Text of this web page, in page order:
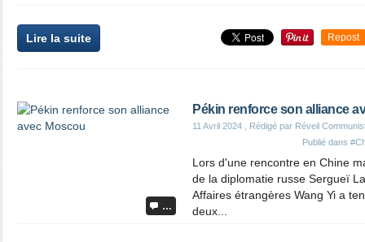
Lire la suite Repost
…
Pékin renforce son alliance
11 Avril 2024 , Rédigé par Réveil
Publié dans
Lors d'une rencontre en Chine
de la diplomatie russe Sergueï
Affaires étrangères Wang Yi a
deux...